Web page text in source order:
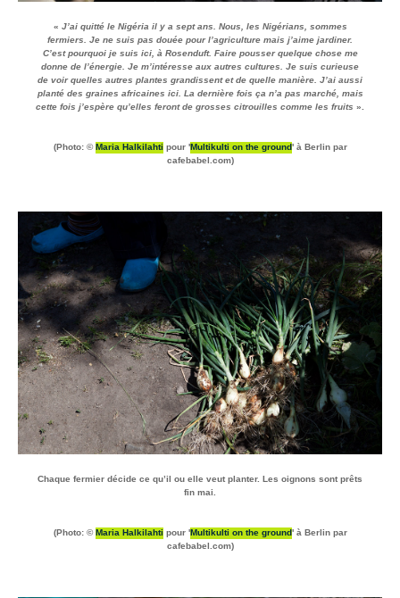
« J’ai quitté le Nigéria il y a sept ans. Nous, les Nigérians, sommes
fermiers. Je ne suis pas douée pour l’agriculture mais j’aime jardiner.
C’est pourquoi je suis ici, à Rosenduft. Faire pousser quelque chose me
donne de l’énergie. Je m’intéresse aux autres cultures. Je suis curieuse
de voir quelles autres plantes grandissent et de quelle manière. J’ai aussi
planté des graines africaines ici. La dernière fois ça n’a pas marché, mais
cette fois j’espère qu’elles feront de grosses citrouilles comme les fruits ».
(Photo: ©Maria Halkilahti pour 'Multikulti on the ground' à Berlin par
cafebabel.com)
Chaque fermier décide ce qu’il ou elle veut planter. Les oignons sont prêts
fin mai.
(Photo: © Maria Halkilahti pour 'Multikulti on the ground' à Berlin par
cafebabel.com)